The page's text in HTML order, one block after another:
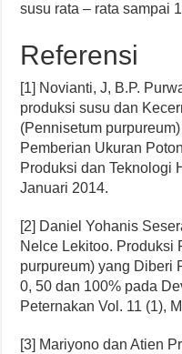
susu rata – rata sampai
Referensi
[1] Novianti, J, B.P.
produksi susu dan
(Pennisetum
Pemberian Ukuran
Produksi dan Teknologi
Januari 2014.
[2] Daniel Yohanis
Nelce Lekitoo. Produksi
purpureum) yang Diberi
0, 50 dan 100% pada
Peternakan Vol. 11 (1),
[3] Mariyono dan Atien